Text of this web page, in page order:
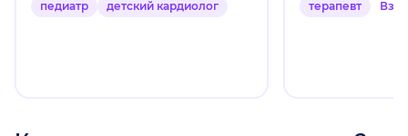
педиатр
детский кардиолог
терапевт